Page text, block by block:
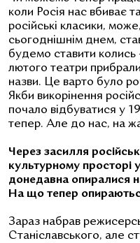
коли Росія нас вбиває
російські класики,
сьогоднішнім днем,
будемо ставити
лютого театри прибрали
назви. Це варто було
Якби викорінення
почало відбуватися у
тепер. Але до нас, на
Через засилля
культурному просторі
донедавна опиралися
На що тепер
Зараз набрав
Станіславського, але